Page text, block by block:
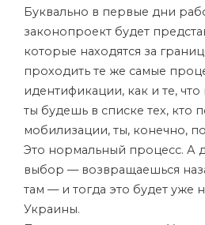
Буквально в первые дни
законопроект будет
которые находятся за
проходить те же самые
идентификации, как и те,
ты будешь в списке тех, кто
мобилизации, ты, конечно,
Это нормальный процесс. А
выбор — возвращаешься
там — и тогда это будет уже
Украины.